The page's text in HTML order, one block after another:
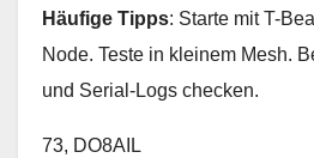
Häufige Tipps: Starte mit T-
Node. Teste in kleinem Mesh.
und Serial-Logs checken.
73, DO8AIL